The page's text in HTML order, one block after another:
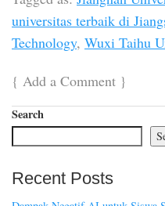
universitas terbaik di
Technology, Wuxi Taihu
{ Add a Comment }
Search
Recent Posts